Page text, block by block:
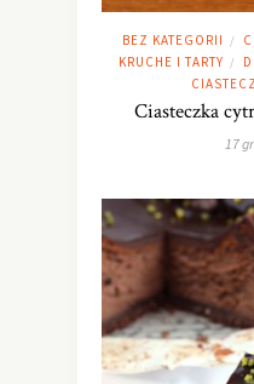
BEZ KATEGORII /
KRUCHE I TARTY /
Ciasteczka
17